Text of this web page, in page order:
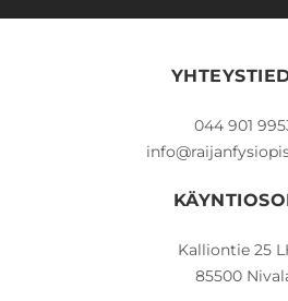
044 901
Kalliontie 25
85500